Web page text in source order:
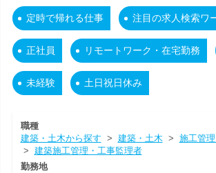
定時で帰れる仕事 注目の求人検索ワ
正社員 リモートワーク・在宅勤務
未経験 土日祝日休み
職種
建築・土木から探す > 建築・土木 > 施工管
> 建築施工管理・工事監理者
勤務地